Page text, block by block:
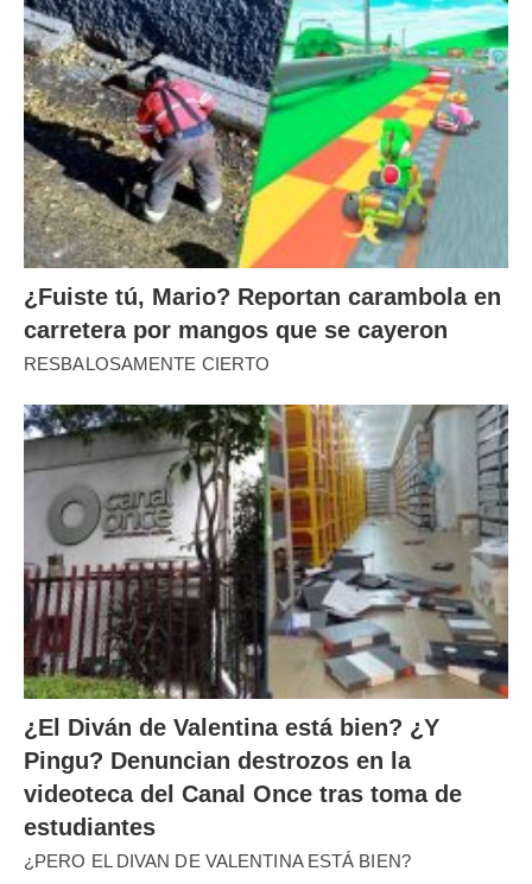
¿Fuiste tú, Mario? Reportan carambola en
carretera por mangos que se cayeron
RESBALOSAMENTE CIERTO
¿El Diván de Valentina está bien? ¿Y
Pingu? Denuncian destrozos en la
videoteca del Canal Once tras toma de
estudiantes
¿PERO EL DIVAN DE VALENTINA ESTÁ BIEN?